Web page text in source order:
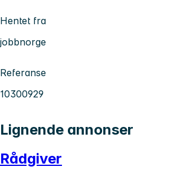
Hentet fra
jobbnorge
Referanse
10300929
Lignende annonser
Rådgiver